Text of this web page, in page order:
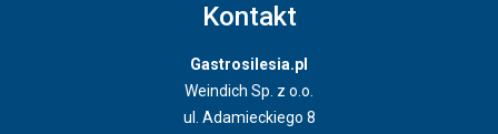
Kontakt
Gastrosilesia.pl
Weindich Sp. z o.o.
ul. Adamieckiego 8